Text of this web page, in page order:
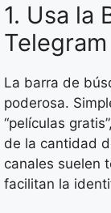
1. Usa la
Telegram
La barra de
poderosa.
“películas
de la cantidad
canales suelen
facilitan la